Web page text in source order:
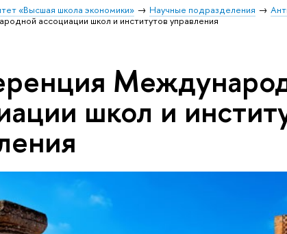
«Высшая школа экономики» Научные подразделения
ассоциации школ и институтов управления
школ и